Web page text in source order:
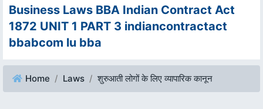
Business Laws BBA Indian Contract Act
1872 UNIT 1 PART 3 indiancontractact
bbabcom lu bba
Home Laws शुरुआती लोगों के लिए व्यापारिक कानून